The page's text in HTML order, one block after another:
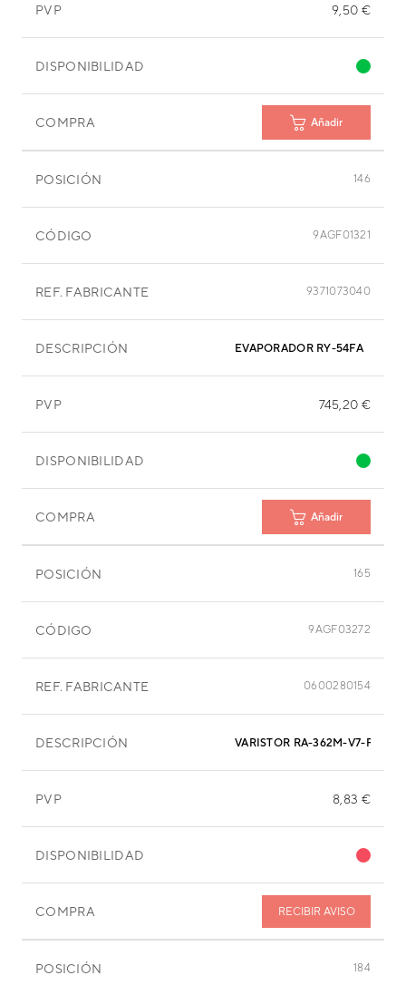
PVP 9,50 €
DISPONIBILIDAD
COMPRA Añadir
POSICIÓN 146
CÓDIGO 9AGF01321
REF. FABRICANTE 9371073040
DESCRIPCIÓN EVAPORADOR RY-54FA
PVP 745,20 €
DISPONIBILIDAD
COMPRA Añadir
POSICIÓN 165
CÓDIGO 9AGF03272
REF. FABRICANTE 0600280154
DESCRIPCIÓN VARISTOR RA-362M-V7-F
PVP 8,83 €
DISPONIBILIDAD
COMPRA RECIBIR AVISO
POSICIÓN 184